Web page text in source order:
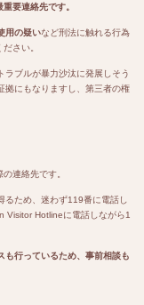
要連絡先です。
用の疑いなど刑法に触れる行為
さい。
ブルが暴力沙汰に発展しそう
拠にもなりますし、第三者の権
連絡先です。
ため、迷わず119番に電話し
Visitor Hotlineに電話しながら1
も行っているため、事前相談も